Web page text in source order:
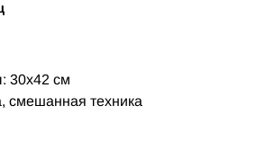
30х42 см
смешанная техника